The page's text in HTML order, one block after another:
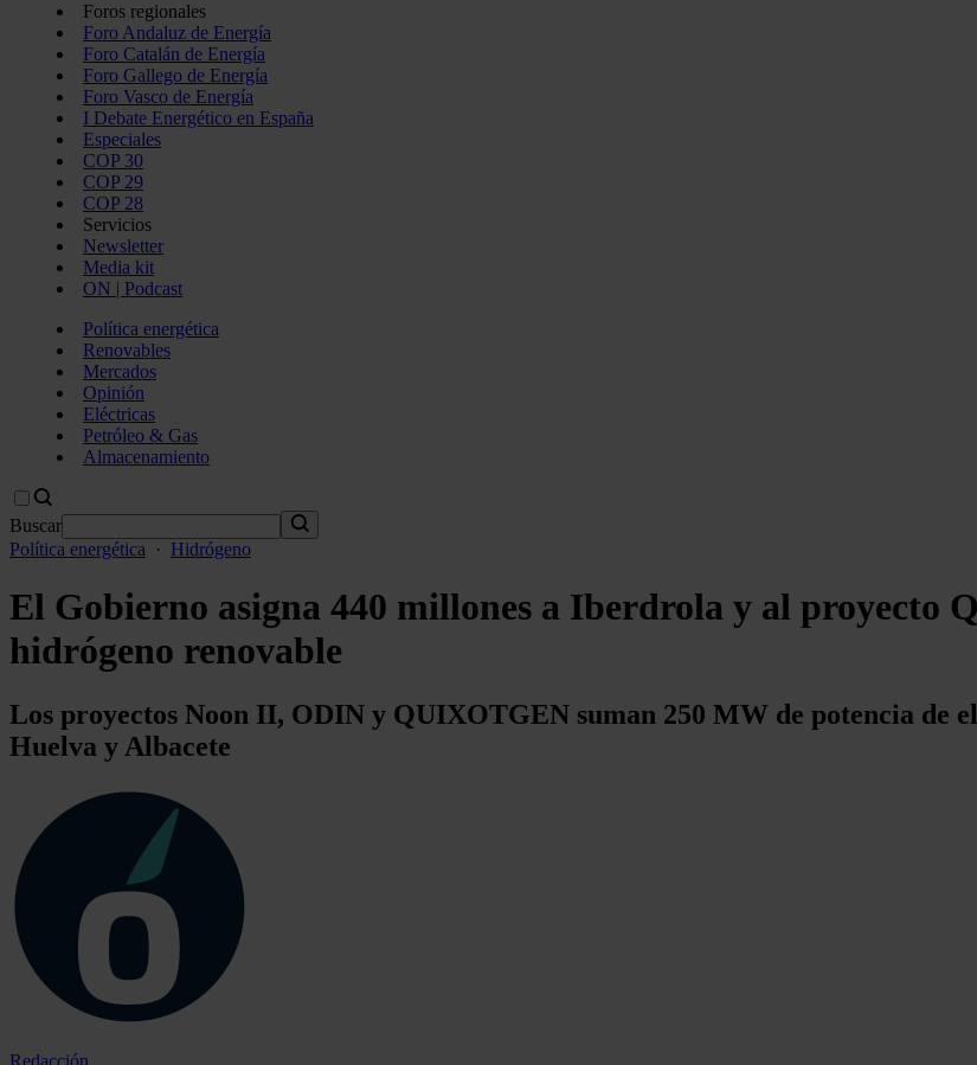
Foros regionales
Foro Andaluz de Energía
Foro Catalán de Energía
Foro Gallego de Energía
Foro Vasco de Energía
I Debate Energético en España
Especiales
COP 30
COP 29
COP 28
Servicios
Newsletter
Media kit
ON | Podcast
Política energética
Renovables
Mercados
Opinión
Eléctricas
Petróleo & Gas
Almacenamiento
Buscar
Política energética
· Hidrógeno
El Gobierno asigna 440 millones a Iberdrola y al proyecto
hidrógeno renovable
Los proyectos Noon II, ODIN y QUIXOTGEN suman 250 MW de potencia de
Huelva y Albacete
Redacción